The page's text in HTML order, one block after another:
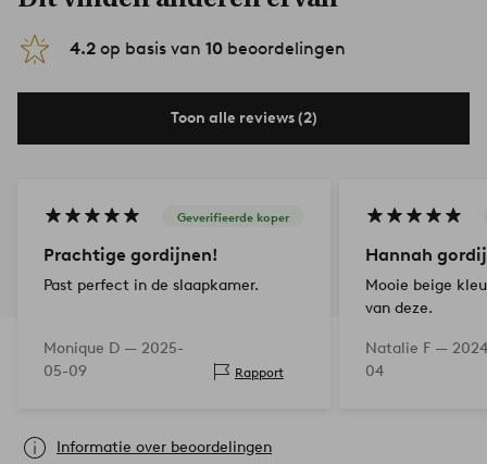
4.2 op basis van 10 beoordelingen
Toon alle reviews (2)
Geverifieerde koper
Prachtige gordijnen!
Past perfect in de slaapkamer.
Monique D — 2025-
05-09
Rapport
Hannah
Mooie beige
van deze.
Natalie F —
04
Informatie over beoordelingen